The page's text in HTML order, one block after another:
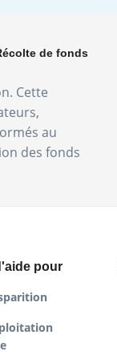
de fonds
Cette
au
des fonds
pour